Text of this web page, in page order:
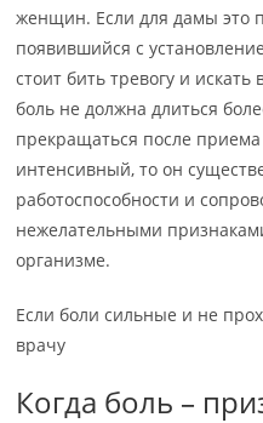
женщин. Если для дамы это
появившийся с
стоит бить тревогу и
боль не должна длиться
прекращаться после
интенсивный, то он
работоспособности и
нежелательными
организме.
Если боли сильные и не
врачу
Когда боль –